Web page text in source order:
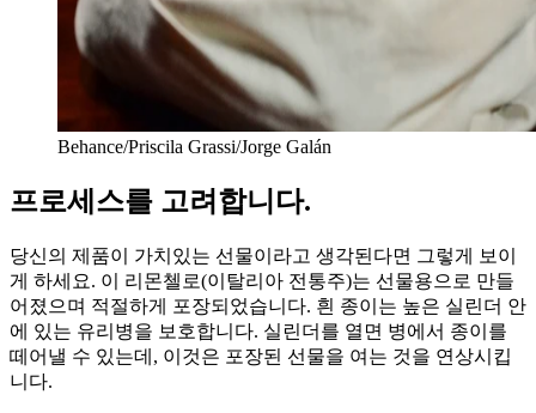
Behance/Priscila Grassi/Jorge Galán
프로세스를 고려합니다.
당신의 제품이 가치있는 선물이라고 생각된다면 그렇게 보이
게 하세요. 이 리몬첼로(이탈리아 전통주)는 선물용으로 만들
어졌으며 적절하게 포장되었습니다. 흰 종이는 높은 실린더 안
에 있는 유리병을 보호합니다. 실린더를 열면 병에서 종이를
떼어낼 수 있는데, 이것은 포장된 선물을 여는 것을 연상시킵
니다.